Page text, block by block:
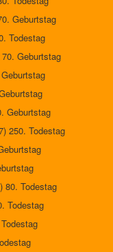
Geburtstag
Todestag
Geburtstag
Geburtstag
250. Todestag
80. Todestag
Todestag